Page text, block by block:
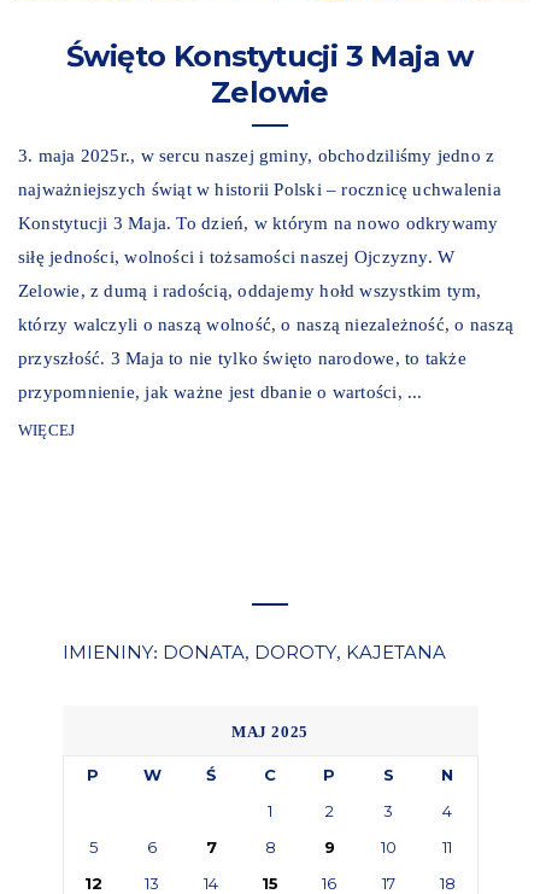
Święto Konstytucji 3 Maja w
Zelowie
3. maja 2025r., w sercu naszej gminy, obchodziliśmy jedno z
najważniejszych świąt w historii Polski – rocznicę uchwalenia
Konstytucji 3 Maja. To dzień, w którym na nowo odkrywamy
siłę jedności, wolności i tożsamości naszej Ojczyzny. W
Zelowie, z dumą i radością, oddajemy hołd wszystkim tym,
którzy walczyli o naszą wolność, o naszą niezależność, o naszą
przyszłość. 3 Maja to nie tylko święto narodowe, to także
przypomnienie, jak ważne jest dbanie o wartości, ...
WIĘCEJ
IMIENINY: DONATA, DOROTY, KAJETANA
MAJ 2025
P W Ś C P S
N
1
2 3
4
5
6 7 8 9 10
11
12
13 14 15 16 17
18